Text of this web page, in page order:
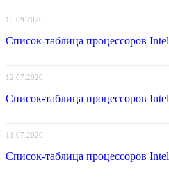
15.09.2020
Список-таблица процессоров
12.07.2020
Список-таблица процессоров
11.07.2020
Список-таблица процессоров